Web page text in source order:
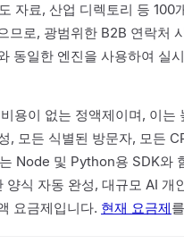
료, 산업 디렉토리 등 100
므로, 광범위한 B2B 연락처
동일한 엔진을 사용하여 실
용이 없는 정액제이며, 이는
, 모든 식별된 방문자, 모든
Node 및 Python용 SDK와
식 자동 완성, 대규모 AI 개
요금제입니다. 현재 요금제